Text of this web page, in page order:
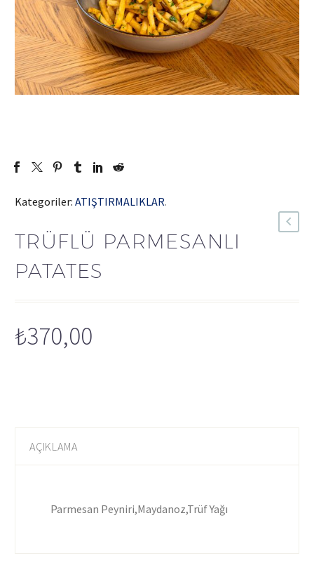
Kategoriler: ATIŞTIRMALIKLAR.
TRÜFLÜ PARMESANLI
PATATES
₺370,00
AÇIKLAMA
Parmesan Peyniri,Maydanoz,Trüf Yağı